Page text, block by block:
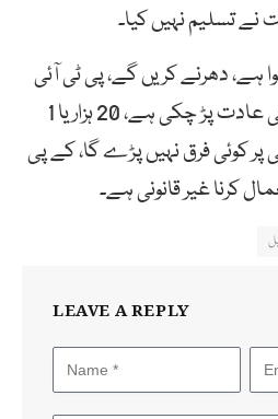
نے تسلیم نہیں کیا۔
دھرنے کریں گے، پی ٹی آئی
کو 2014 کی طرح دھرنے کی عادت پڑ چکی ہے، 20 ہزار یا 1
پر کوئی فرق نہیں پڑے گا، کے پی
کرنا غیر قانونی ہے۔
LEAVE A REPLY